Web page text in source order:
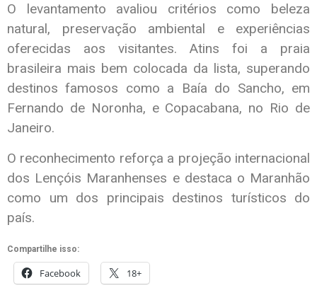
O levantamento avaliou critérios como beleza
natural, preservação ambiental e experiências
oferecidas aos visitantes. Atins foi a praia
brasileira mais bem colocada da lista, superando
destinos famosos como a Baía do Sancho, em
Fernando de Noronha, e Copacabana, no Rio de
Janeiro.
O reconhecimento reforça a projeção internacional
dos Lençóis Maranhenses e destaca o Maranhão
como um dos principais destinos turísticos do
país.
Compartilhe isso:
Facebook 18+